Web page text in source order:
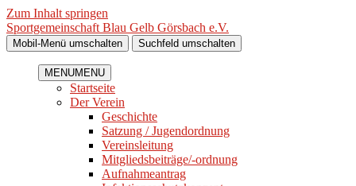
Zum Inhalt springen
Sportgemeinschaft Blau Gelb Görsbach e.V.
Mobil-Menü umschalten Suchfeld umschalten
MENUMENU
Startseite
Der Verein
Geschichte
Satzung / Jugendordnung
Vereinsleitung
Mitgliedsbeiträge/-ordnung
Aufnahmeantrag